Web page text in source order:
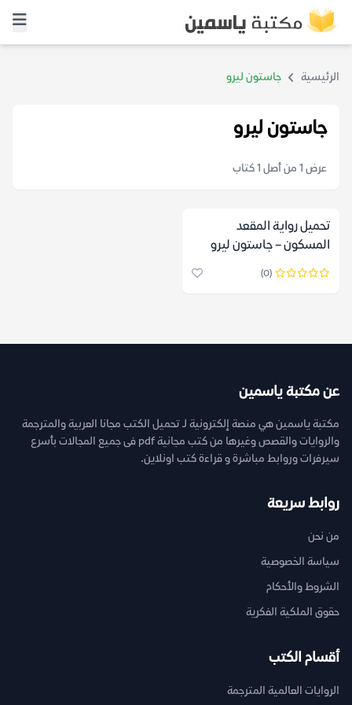
الرئيسية جاستون ليرو
جاستون ليرو
عرض 1 من أصل 1 كتاب
تحميل رواية المقعد
المسكون – جاستون ليرو
(0)
عن مكتبة ياسمين
مكتبة ياسمين هي منصة إلكترونية لـ تحميل الكتب مجانا العربية والمترجمة
والروايات والقصص وغيرها من كتب مجانية pdf فى جميع المجالات بأسرع
سيرفرات وروابط مباشرة و قراءة كتب اونلاين.
روابط سريعة
من نحن
سياسة الخصوصية
الشروط والأحكام
حقوق الملكية الفكرية
أقسام الكتب
الروايات العالمية المترجمة